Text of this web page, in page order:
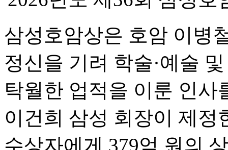
삼성호암상은 호암 이병
정신을 기려 학술·예술
탁월한 업적을 이룬 인사
이건희 삼성 회장이 제정
수상자에게 379억 원의